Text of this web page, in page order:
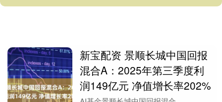
新宝配资 景顺长城中国回报
混合A：2025年第三季度利
润149亿元 净值增长率202%